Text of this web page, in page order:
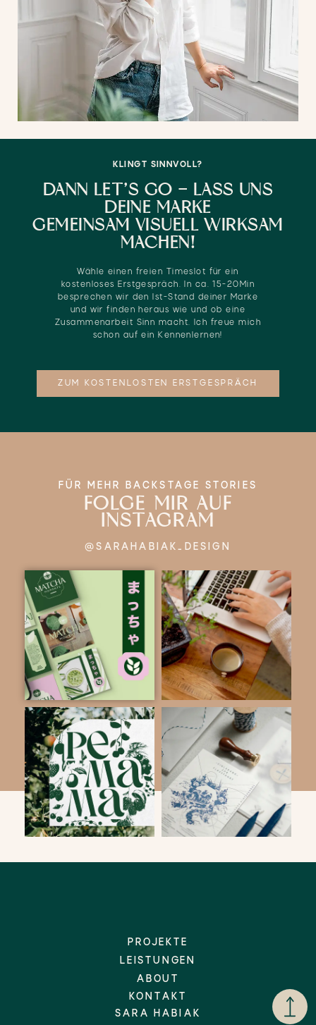
KLINGT SINNVOLL?
DANN LET’S GO – LASS UNS
DEINE MARKE
GEMEINSAM VISUELL WIRKSAM
MACHEN!
Wähle einen freien Timeslot für ein
kostenloses Erstgespräch. In ca. 15-20Min
besprechen wir den Ist-Stand deiner Marke
und wir finden heraus wie und ob eine
Zusammenarbeit Sinn macht. Ich freue mich
schon auf ein Kennenlernen!
ZUM KOSTENLOSTEN ERSTGESPRÄCH
FÜR MEHR BACKSTAGE STORIES
FOLGE MIR AUF
INSTAGRAM
@SARAHABIAK_DESIGN
PROJEKTE
LEISTUNGEN
ABOUT
KONTAKT
SARA HABIAK